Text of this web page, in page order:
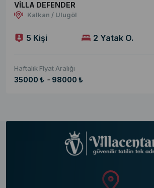
VİLLA DEFENDER
Kalkan / Ulugöl
5 Kişi 2 Yatak O.
Haftalık Fiyat Aralığı
35000 ₺ - 98000 ₺